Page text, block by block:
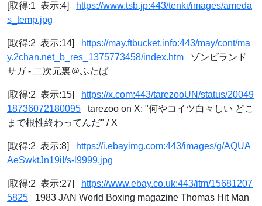
[取得:1 表示:4]
https://www.tsb.jp:443/tenki/images/ameda
s_temp.jpg
[取得:2 表示:14]
https://may.ftbucket.info:443/may/cont/ma
y.2chan.net_b_res_1375773458/index.htm ゾンビランド
サガ - 二次元裏＠ふたば
[取得:2 表示:15]
https://x.com:443/tarezooUN/status/20049
18736072180095 tarezoo on X: "何やコイツ白々しい どこ
まで根性終わってんだ" / X
[取得:2 表示:8]
https://i.ebayimg.com:443/images/g/AQUA
AeSwktJn19iI/s-l9999.jpg
[取得:2 表示:27]
https://www.ebay.co.uk:443/itm/15681207
5825 1983 JAN World Boxing magazine Thomas Hit Man